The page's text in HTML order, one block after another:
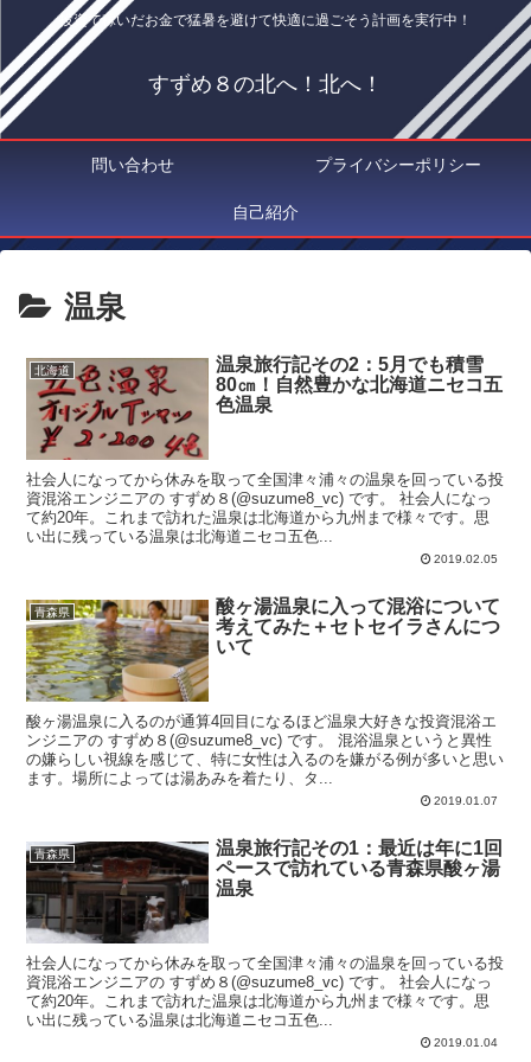
投資で稼いだお金で猛暑を避けて快適に過ごそう計画を実行中！
すずめ８の北へ！北へ！
問い合わせ プライバシーポリシー
自己紹介
温泉
北海道
温泉旅行記その2：5月でも積雪
80㎝！自然豊かな北海道ニセコ五
色温泉
社会人になってから休みを取って全国津々浦々の温泉を回っている投
資混浴エンジニアの すずめ８(@suzume8_vc) です。 社会人になっ
て約20年。これまで訪れた温泉は北海道から九州まで様々です。思
い出に残っている温泉は北海道ニセコ五色...
2019.02.05
青森県
酸ヶ湯温泉に入って混浴について
考えてみた＋セトセイラさんにつ
いて
酸ヶ湯温泉に入るのが通算4回目になるほど温泉大好きな投資混浴エ
ンジニアの すずめ８(@suzume8_vc) です。 混浴温泉というと異性
の嫌らしい視線を感じて、特に女性は入るのを嫌がる例が多いと思い
ます。場所によっては湯あみを着たり、タ...
2019.01.07
青森県
温泉旅行記その1：最近は年に1回
ペースで訪れている青森県酸ヶ湯
温泉
社会人になってから休みを取って全国津々浦々の温泉を回っている投
資混浴エンジニアの すずめ８(@suzume8_vc) です。 社会人になっ
て約20年。これまで訪れた温泉は北海道から九州まで様々です。思
い出に残っている温泉は北海道ニセコ五色...
2019.01.04